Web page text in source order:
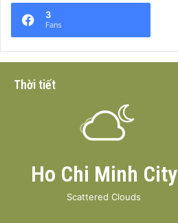
3
Fans
Thời tiết
Ho Chi Minh City
Scattered Clouds